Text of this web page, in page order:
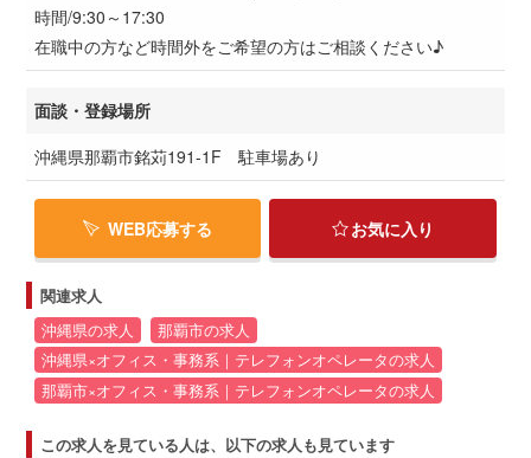
時間/9:30～17:30
在職中の方など時間外をご希望の方はご相談ください♪
面談・登録場所
沖縄県那覇市銘苅191-1F 駐車場あり
WEB応募する お気に入り
関連求人
沖縄県の求人
那覇市の求人
沖縄県×オフィス・事務系｜テレフォンオペレータの求人
那覇市×オフィス・事務系｜テレフォンオペレータの求人
この求人を見ている人は、以下の求人も見ています